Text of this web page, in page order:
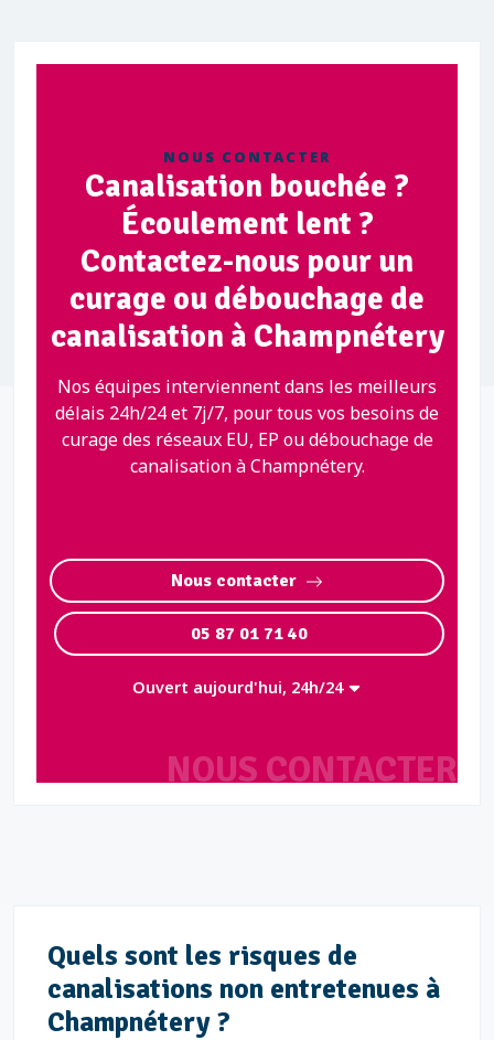
NOUS CONTACTER
NOUS CONTACTER
Canalisation bouchée ?
Écoulement lent ?
Contactez-nous pour un
curage ou débouchage de
canalisation à Champnétery
Nos équipes interviennent dans les meilleurs
délais 24h/24 et 7j/7, pour tous vos besoins de
curage des réseaux EU, EP ou débouchage de
canalisation à Champnétery.
Nous contacter
05 87 01 71 40
Ouvert aujourd'hui, 24h/24
Quels sont les risques de
canalisations non entretenues à
Champnétery ?